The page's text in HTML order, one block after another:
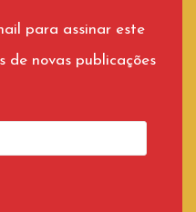
para assinar este
de novas publicações